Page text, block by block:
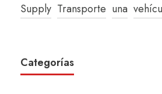
Supply Transporte una
Categorías